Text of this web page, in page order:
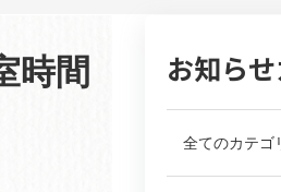
時間
お知ら
全てのカテゴ